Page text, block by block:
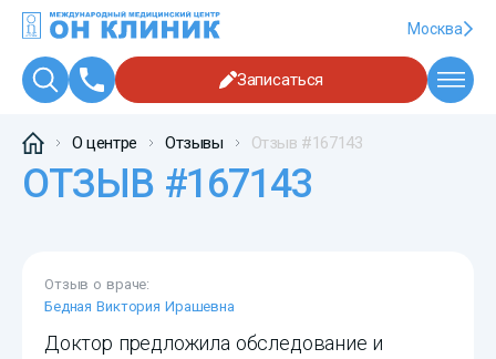
Москва
Записаться
О центре Отзывы Отзыв #167143
ОТЗЫВ #167143
Отзыв о враче:
Бедная Виктория Ирашевна
Доктор предложила обследование и